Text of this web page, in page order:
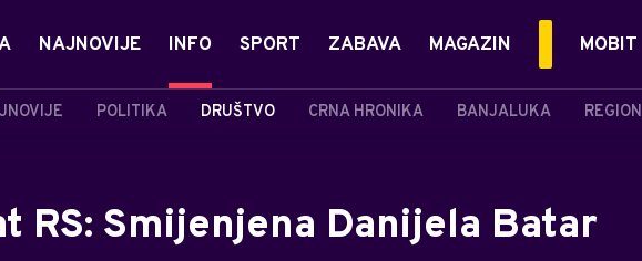
NAJNOVIJE INFO
POLITIKA DRUŠTVO CRNA HRONIKA BANJALUKA REGION
SPORT ZABAVA MAGAZIN MOBIT
RS: Smijenjena Danijela Batar